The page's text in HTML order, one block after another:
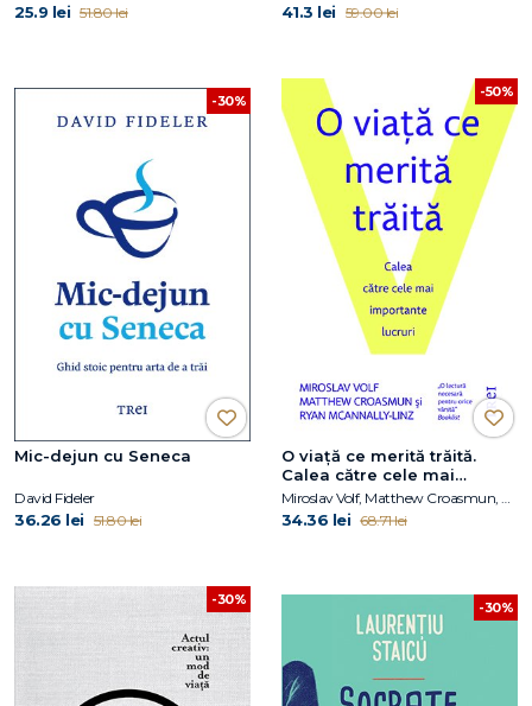
25.9 lei 51.80 lei 41.3 lei 59.00 lei
-30%
Mic-dejun cu Seneca
David Fideler
36.26 lei 51.80 lei
-50%
O viaţă ce merită trăită.
Calea către cele mai
importante lucruri
Miroslav Volf, Matthew Croasmun, Ryan McAnnally-Linz
34.36 lei 68.71 lei
-30% -30%